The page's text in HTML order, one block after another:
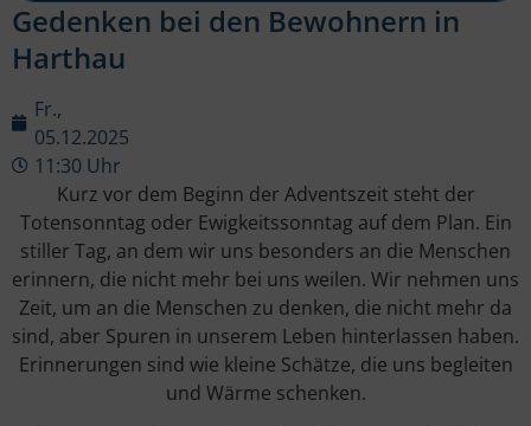
Gedenken bei den Bewohnern in
Harthau
Fr.,
05.12.2025
11:30 Uhr
Kurz vor dem Beginn der Adventszeit steht der
Totensonntag oder Ewigkeitssonntag auf dem Plan. Ein
stiller Tag, an dem wir uns besonders an die Menschen
erinnern, die nicht mehr bei uns weilen. Wir nehmen uns
Zeit, um an die Menschen zu denken, die nicht mehr da
sind, aber Spuren in unserem Leben hinterlassen haben.
Erinnerungen sind wie kleine Schätze, die uns begleiten
und Wärme schenken.